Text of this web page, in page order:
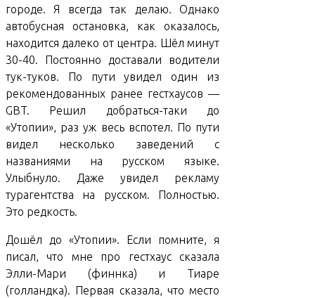
городе. Я всегда так делаю. Однако
автобусная остановка, как оказалось,
находится далеко от центра. Шёл минут
30-40. Постоянно доставали водители
тук-туков. По пути увидел один из
рекомендованных ранее гестхаусов —
GBT. Решил добраться-таки до
«Утопии», раз уж весь вспотел. По пути
видел несколько заведений с
названиями на русском языке.
Улыбнуло. Даже увидел рекламу
турагентства на русском. Полностью.
Это редкость.
Дошёл до «Утопии». Если помните, я
писал, что мне про гестхаус сказала
Элли-Мари (финнка) и Тиаре
(голландка). Первая сказала, что место